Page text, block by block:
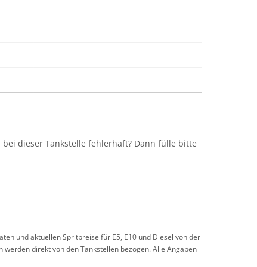
dieser Tankstelle fehlerhaft? Dann fülle bitte
und aktuellen Spritpreise für E5, E10 und Diesel von der
direkt von den Tankstellen bezogen. Alle Angaben